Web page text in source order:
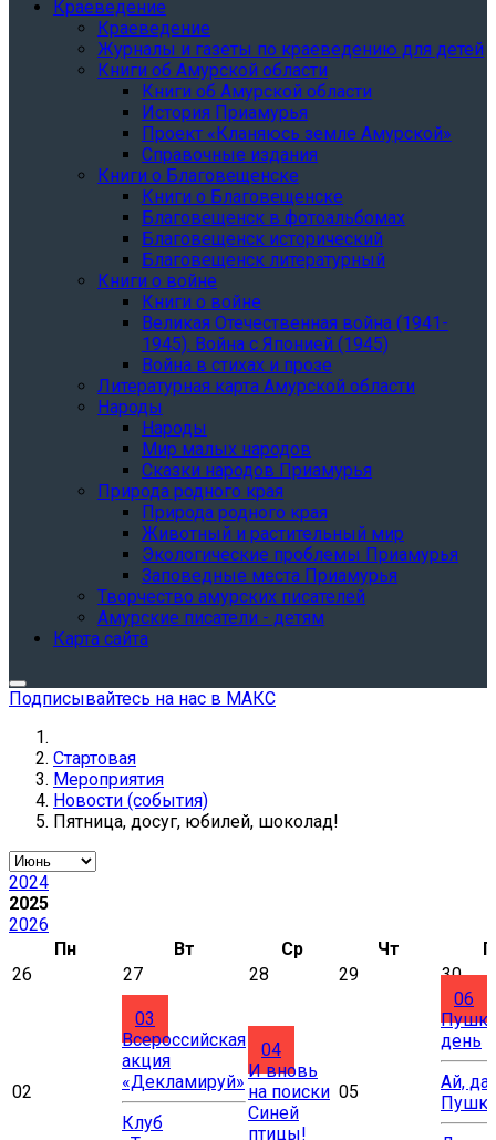
Краеведение
Краеведение
Журналы и газеты по краеведению для детей
Книги об Амурской области
Книги об Амурской области
История Приамурья
Проект «Кланяюсь земле Амурской»
Справочные издания
Книги о Благовещенске
Книги о Благовещенске
Благовещенск в фотоальбомах
Благовещенск исторический
Благовещенск литературный
Книги о войне
Книги о войне
Великая Отечественная война (1941-
1945). Война с Японией (1945)
Война в стихах и прозе
Литературная карта Амурской области
Народы
Народы
Мир малых народов
Сказки народов Приамурья
Природа родного края
Природа родного края
Животный и растительный мир
Экологические проблемы Приамурья
Заповедные места Приамурья
Творчество амурских писателей
Амурские писатели - детям
Карта сайта
Подписывайтесь на нас в МАКС
Стартовая
Мероприятия
Новости (события)
Пятница, досуг, юбилей, шоколад!
2024
2025
2026
Пн
Вт Ср Чт
26
27 28 29 30
02
03
Всероссийская
акция
«Декламируй»
Клуб
04
И вновь
на поиски
Синей
птицы!
05
06
день
Ай, да